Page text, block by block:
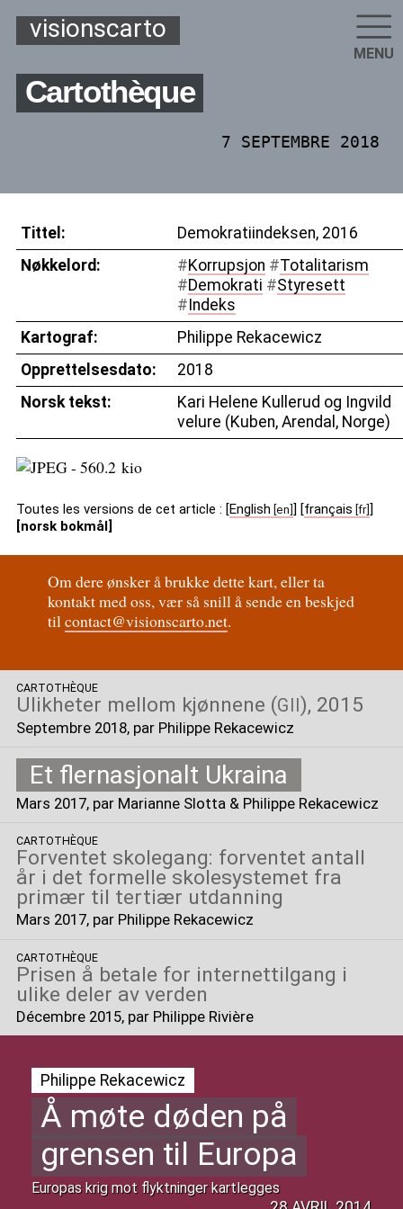
visionscarto
MENU
Cartothèque
7 SEPTEMBRE 2018
Tittel:
Demokratiindeksen, 2016
Nøkkelord:
#Korrupsjon #Totalitarism
#Demokrati #Styresett
#Indeks
Kartograf:
Philippe Rekacewicz
Opprettelsesdato:
2018
Norsk tekst:
Kari Helene Kullerud og Ingvild
velure (Kuben, Arendal, Norge)
Toutes les versions de cet article : [English ] [français
]
[norsk bokmål]
Om dere ønsker å brukke dette kart, eller ta
kontakt med oss, vær så snill å sende en beskjed
til contact@visionscarto.net.
CARTOTHÈQUE
Ulikheter mellom kjønnene (GII ), 2015
Septembre 2018, par Philippe Rekacewicz
Et flernasjonalt Ukraina
Mars 2017, par Marianne Slotta & Philippe Rekacewicz
CARTOTHÈQUE
Forventet skolegang: forventet antall
år i det formelle skolesystemet fra
primær til tertiær utdanning
Mars 2017, par Philippe Rekacewicz
CARTOTHÈQUE
Prisen å betale for internettilgang i
ulike deler av verden
Décembre 2015, par Philippe Rivière
Philippe Rekacewicz
Å møte døden på
grensen til Europa
Europas krig mot flyktninger kartlegges